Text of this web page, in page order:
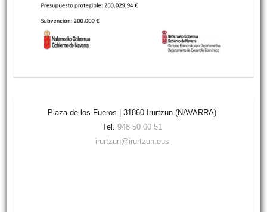
Plaza de los Fueros | 31860 Irurtzun (NAVARRA)
Tel. 948 50 00 51
irurtzun@irurtzun.eus